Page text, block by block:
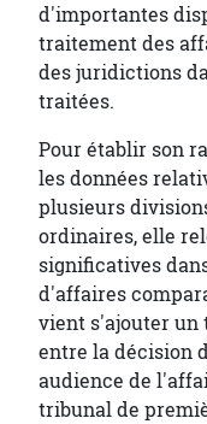
d'importantes
traitement des
des juridictions
traitées.
Pour établir son
les données
plusieurs
ordinaires, elle
significatives
d'affaires
vient s'ajouter un
entre la décision
audience de
tribunal de